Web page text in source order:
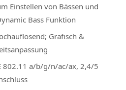
Einstellen von Bässen und
Bass Funktion
Grafisch &
802.11 a/b/g/n/ac/ax, 2,4/5